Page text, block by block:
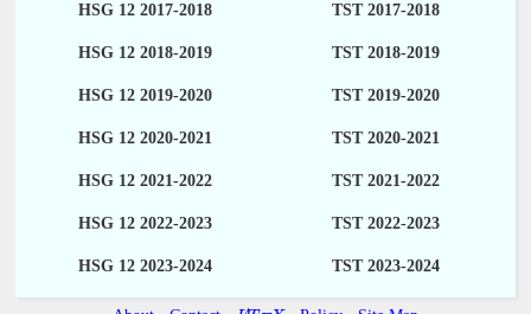
HSG 12 2017-2018 TST 2017-2018
HSG 12 2018-2019 TST 2018-2019
HSG 12 2019-2020 TST 2019-2020
HSG 12 2020-2021 TST 2020-2021
HSG 12 2021-2022 TST 2021-2022
HSG 12 2022-2023 TST 2022-2023
HSG 12 2023-2024 TST 2023-2024